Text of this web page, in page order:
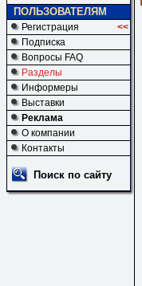
ПОЛЬЗОВАТЕЛЯМ
Регистрация
<<
Подписка
Вопросы FAQ
Разделы
Информеры
Выставки
Реклама
О компании
Контакты
Поиск по сайту